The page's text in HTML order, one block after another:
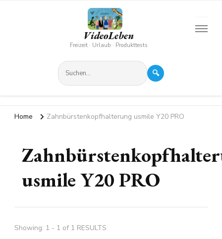
VideoLeben
Freizeit · Urlaub · Produkttests
🔍
Home Zahnbürstenkopfhalterung usmile Y20 PRO
usmile Y20 PRO
Showing: 1 - 1 of 1 RESULTS